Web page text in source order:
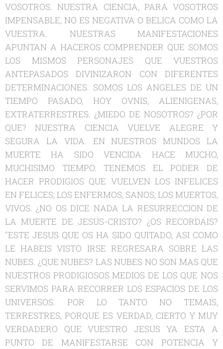
VOSOTROS. NUESTRA CIENCIA, PARA VOSOTROS
IMPENSABLE, NO ES NEGATIVA O BELICA COMO LA
VUESTRA. NUESTRAS MANIFESTACIONES
APUNTAN A HACEROS COMPRENDER QUE SOMOS
LOS MISMOS PERSONAJES QUE VUESTROS
ANTEPASADOS DIVINIZARON CON DIFERENTES
DETERMINACIONES. SOMOS LOS ANGELES DE UN
TIEMPO PASADO, HOY OVNIS, ALIENIGENAS,
EXTRATERRESTRES. ¿MIEDO DE NOSOTROS? ¿POR
QUE? NUESTRA CIENCIA VUELVE ALEGRE Y
SEGURA LA VIDA. EN NUESTROS MUNDOS LA
MUERTE HA SIDO VENCIDA HACE MUCHO,
MUCHISIMO TIEMPO. TENEMOS EL PODER DE
HACER PRODIGIOS QUE VUELVEN LOS INFELICES
EN FELICES; LOS ENFERMOS, SANOS; LOS MUERTOS,
VIVOS. ¿NO OS DICE NADA LA RESURRECCION DE
LA MUERTE DE JESUS-CRISTO? ¿OS RECORDAIS?
"ESTE JESUS QUE OS HA SIDO QUITADO, ASI COMO
LE HABEIS VISTO IRSE REGRESARA SOBRE LAS
NUBES. ¿QUE NUBES? LAS NUBES NO SON MAS QUE
NUESTROS PRODIGIOSOS MEDIOS DE LOS QUE NOS
SERVIMOS PARA RECORRER LOS ESPACIOS DE LOS
UNIVERSOS. POR LO TANTO NO TEMAIS,
TERRESTRES, PORQUE ES VERDAD, CIERTO Y MUY
VERDADERO QUE VUESTRO JESUS YA ESTA A
PUNTO DE MANIFESTARSE CON POTENCIA Y